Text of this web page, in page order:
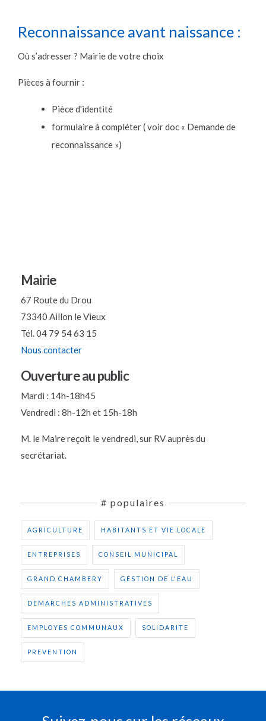
Mairie
67 Route du Drou
73340 Aillon le Vieux
Tél. 04 79 54 63 15
Nous contacter
Ouverture au public
Mardi : 14h-18h45
Vendredi : 8h-12h et 15h-18h
M. le Maire reçoit le vendredi, sur RV auprès du
secrétariat.
# populaires
AGRICULTURE HABITANTS ET VIE LOCALE
ENTREPRISES CONSEIL MUNICIPAL
GRAND CHAMBERY GESTION DE L'EAU
DEMARCHES ADMINISTRATIVES
EMPLOYES COMMUNAUX SOLIDARITE
PREVENTION
Reconnaissance avant naissance :
Où s’adresser ? Mairie de votre choix
Pièces à fournir :
Pièce d'identité
formulaire à compléter ( voir doc « Demande de
reconnaissance »)